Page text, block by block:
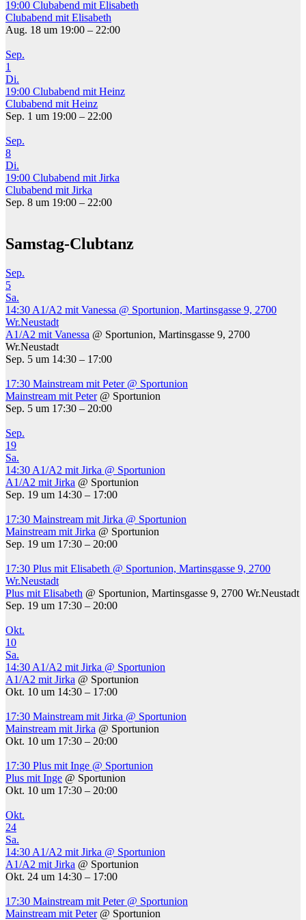
19:00 Clubabend mit Elisabeth
Clubabend mit Elisabeth
Aug. 18 um 19:00 – 22:00
Sep.
1
Di.
19:00 Clubabend mit Heinz
Clubabend mit Heinz
Sep. 1 um 19:00 – 22:00
Sep.
8
Di.
19:00 Clubabend mit Jirka
Clubabend mit Jirka
Sep. 8 um 19:00 – 22:00
Samstag-Clubtanz
Sep.
5
Sa.
14:30 A1/A2 mit Vanessa @ Sportunion, Martinsgasse 9, 2700
Wr.Neustadt
A1/A2 mit Vanessa @ Sportunion, Martinsgasse 9, 2700
Wr.Neustadt
Sep. 5 um 14:30 – 17:00
17:30 Mainstream mit Peter @ Sportunion
Mainstream mit Peter @ Sportunion
Sep. 5 um 17:30 – 20:00
Sep.
19
Sa.
14:30 A1/A2 mit Jirka @ Sportunion
A1/A2 mit Jirka @ Sportunion
Sep. 19 um 14:30 – 17:00
17:30 Mainstream mit Jirka @ Sportunion
Mainstream mit Jirka @ Sportunion
Sep. 19 um 17:30 – 20:00
17:30 Plus mit Elisabeth @ Sportunion, Martinsgasse 9, 2700
Wr.Neustadt
Plus mit Elisabeth @ Sportunion, Martinsgasse 9, 2700 Wr.Neustadt
Sep. 19 um 17:30 – 20:00
Okt.
10
Sa.
14:30 A1/A2 mit Jirka @ Sportunion
A1/A2 mit Jirka @ Sportunion
Okt. 10 um 14:30 – 17:00
17:30 Mainstream mit Jirka @ Sportunion
Mainstream mit Jirka @ Sportunion
Okt. 10 um 17:30 – 20:00
17:30 Plus mit Inge @ Sportunion
Plus mit Inge @ Sportunion
Okt. 10 um 17:30 – 20:00
Okt.
24
Sa.
14:30 A1/A2 mit Jirka @ Sportunion
A1/A2 mit Jirka @ Sportunion
Okt. 24 um 14:30 – 17:00
17:30 Mainstream mit Peter @ Sportunion
Mainstream mit Peter @ Sportunion